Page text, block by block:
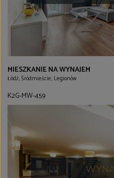
MIESZKANIE NA WYNAJEM
Łódź, Śródmieście, Legionów
K2G-MW-459